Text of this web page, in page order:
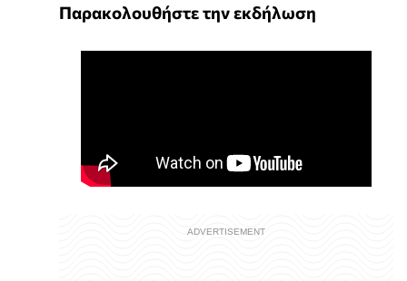
Παρακολουθήστε την εκδήλωση